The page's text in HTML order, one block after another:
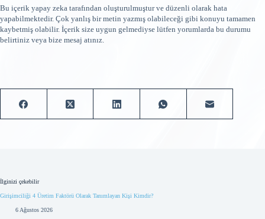
Bu içerik yapay zeka tarafından oluşturulmuştur ve düzenli olarak hata
yapabilmektedir. Çok yanlış bir metin yazmış olabileceği gibi konuyu tamamen
kaybetmiş olabilir. İçerik size uygun gelmediyse lütfen yorumlarda bu durumu
belirtiniz veya bize mesaj atınız.
İlginizi çekebilir
Girişimciliği 4 Üretim Faktörü Olarak Tanımlayan Kişi Kimdir?
6 Ağustos 2026